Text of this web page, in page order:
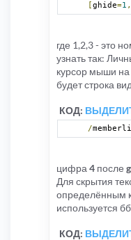
ghide=1 ,
где 1,2,3 - это
узнать так:
курсор мыши на
будет строка
КОД:
/
цифра 4 после
Для скрытия
определённым
используется
КОД: